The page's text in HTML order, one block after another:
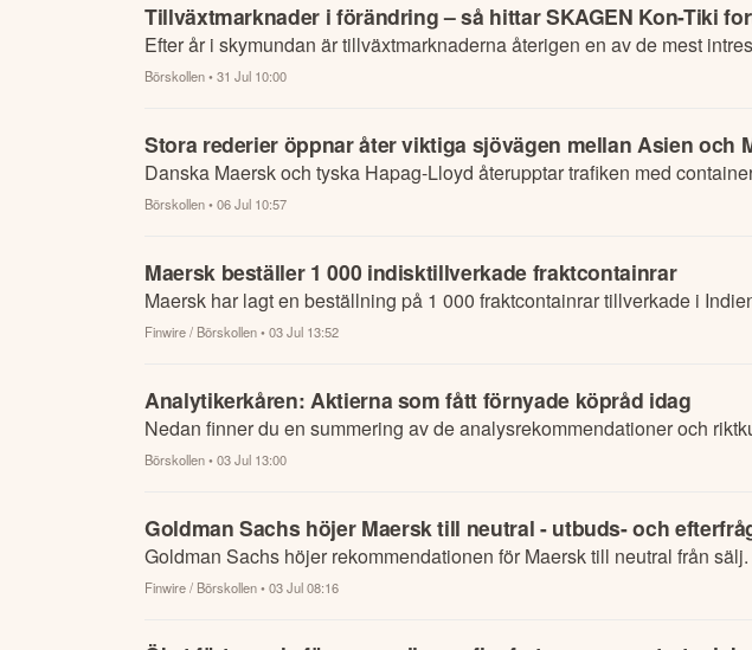
Tillväxtmarknader i förändring – så hittar SKAGEN Kon-Tiki
Efter år i skymundan är tillväxtmarknaderna återigen en av de mest
Börskollen• 31 Jul 10:00
Stora rederier öppnar åter viktiga sjövägen mellan Asien och
Danska Maersk och tyska Hapag-Lloyd återupptar trafiken med
Börskollen• 06 Jul 10:57
Maersk beställer 1 000 indisktillverkade fraktcontainrar
Maersk har lagt en beställning på 1 000 fraktcontainrar tillverkade i
Finwire / Börskollen• 03 Jul 13:52
Analytikerkåren: Aktierna som fått förnyade köpråd idag
Nedan finner du en summering av de analysrekommendationer och
Börskollen• 03 Jul 13:00
Goldman Sachs höjer Maersk till neutral - utbuds- och
Goldman Sachs höjer rekommendationen för Maersk till neutral från sälj.
Finwire / Börskollen• 03 Jul 08:16